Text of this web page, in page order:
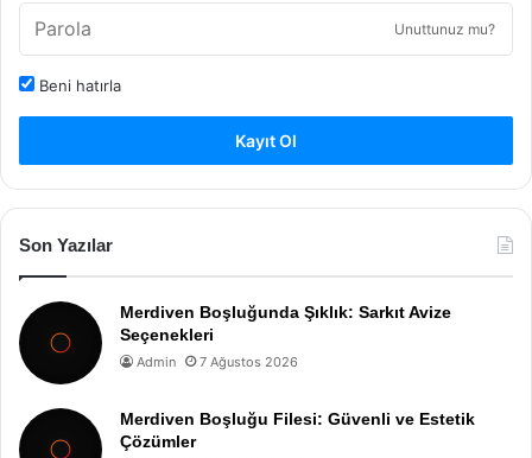
Unuttunuz mu?
Beni hatırla
Kayıt Ol
Son Yazılar
Merdiven Boşluğunda Şıklık: Sarkıt Avize
Seçenekleri
Admin 7 Ağustos 2026
Merdiven Boşluğu Filesi: Güvenli ve Estetik
Çözümler